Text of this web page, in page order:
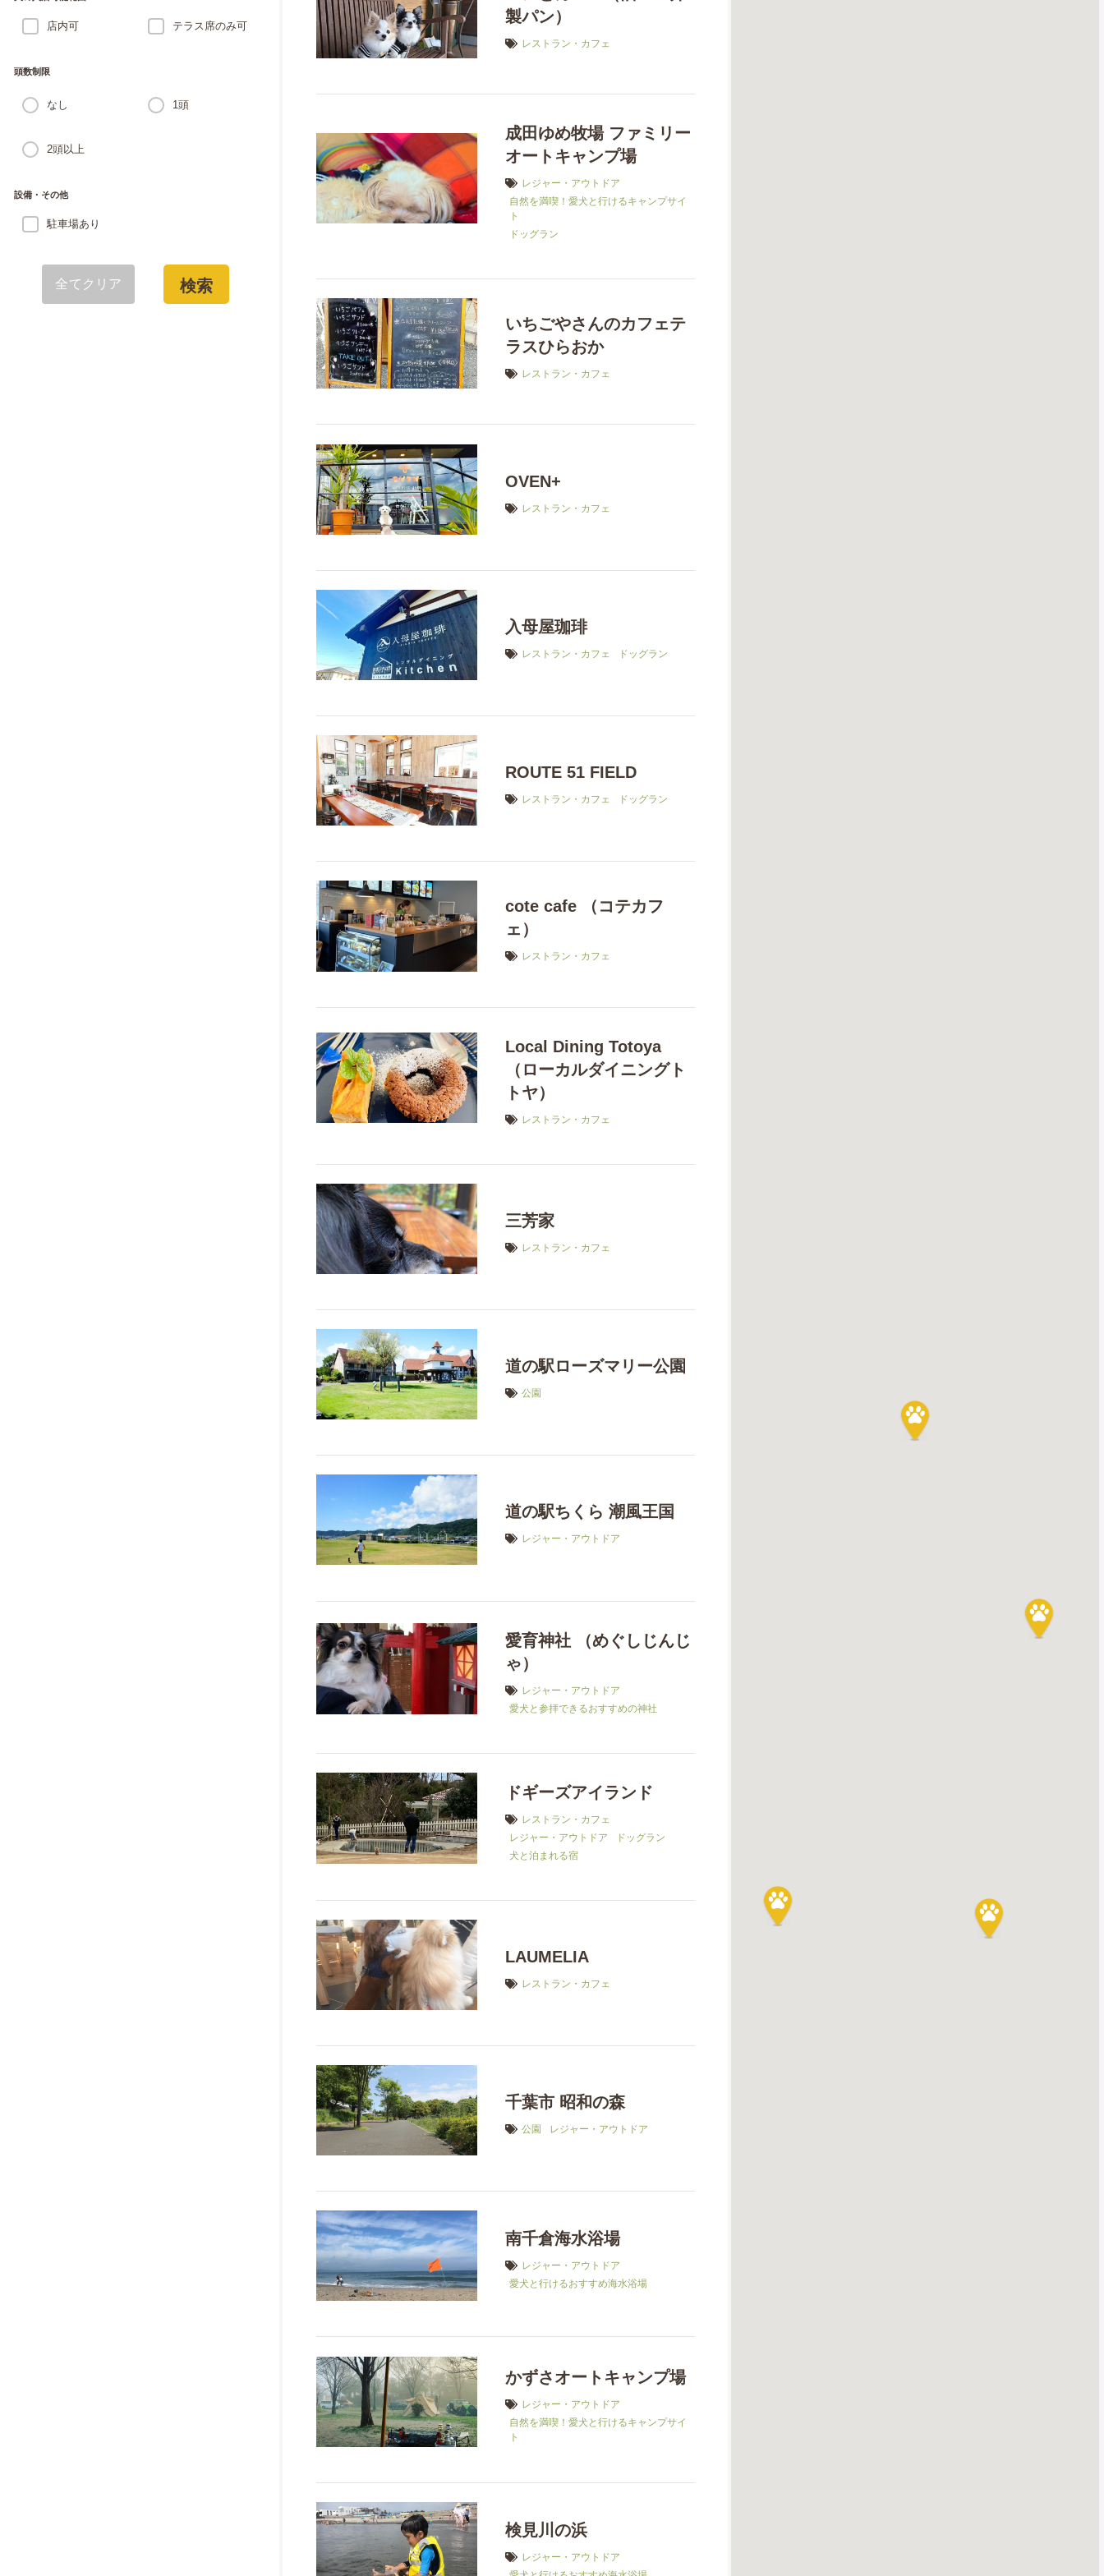
店内可 テラス席のみ可
頭数制限
なし 1頭
2頭以上
設備・その他
駐車場あり
全てクリア 検索
製パン）
レストラン・カフェ
成田ゆめ牧場 ファミリー
オートキャンプ場
レジャー・アウトドア
自然を満喫！愛犬と行けるキャンプサイ
ト
ドッグラン
いちごやさんのカフェテ
ラスひらおか
レストラン・カフェ
OVEN+
レストラン・カフェ
入母屋珈琲
レストラン・カフェ ドッグラン
ROUTE 51 FIELD
レストラン・カフェ ドッグラン
cote cafe （コテカフ
ェ）
レストラン・カフェ
Local Dining Totoya
（ローカルダイニングト
トヤ）
レストラン・カフェ
三芳家
レストラン・カフェ
道の駅ローズマリー公園
公園
道の駅ちくら 潮風王国
レジャー・アウトドア
愛育神社 （めぐしじんじ
ゃ）
レジャー・アウトドア
愛犬と参拝できるおすすめの神社
ドギーズアイランド
レストラン・カフェ
レジャー・アウトドア
ドッグラン
犬と泊まれる宿
LAUMELIA
レストラン・カフェ
千葉市 昭和の森
公園 レジャー・アウトドア
南千倉海水浴場
レジャー・アウトドア
愛犬と行けるおすすめ海水浴場
かずさオートキャンプ場
レジャー・アウトドア
自然を満喫！愛犬と行けるキャンプサイ
ト
検見川の浜
レジャー・アウトドア